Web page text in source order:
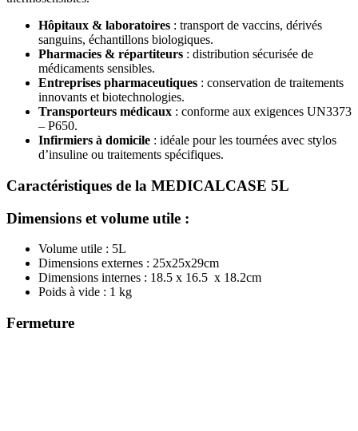
Hôpitaux & laboratoires : transport de vaccins, dérivés
sanguins, échantillons biologiques.
Pharmacies & répartiteurs : distribution sécurisée de
médicaments sensibles.
Entreprises pharmaceutiques : conservation de traitements
innovants et biotechnologies.
Transporteurs médicaux : conforme aux exigences UN3373
– P650.
Infirmiers à domicile : idéale pour les tournées avec stylos
d’insuline ou traitements spécifiques.
Caractéristiques de la MEDICALCASE 5L
Dimensions et volume utile :
Volume utile : 5L
Dimensions externes : 25x25x29cm
Dimensions internes : 18.5 x 16.5 x 18.2cm
Poids à vide : 1 kg
Fermeture